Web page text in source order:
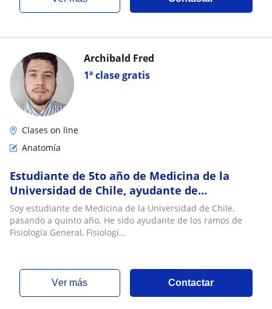
1ª clase gratis
Archibald Fred
Clases on line
Anatomía
Estudiante de 5to año de Medicina de la
Universidad de Chile, ayudante de
laboratorio de anatomia por 3 años
Soy estudiante de Medicina de la Universidad de Chile,
pasando a quinto año. He sido ayudante de los ramos de
Fisiología General, Fisiologí...
ver más Contactar